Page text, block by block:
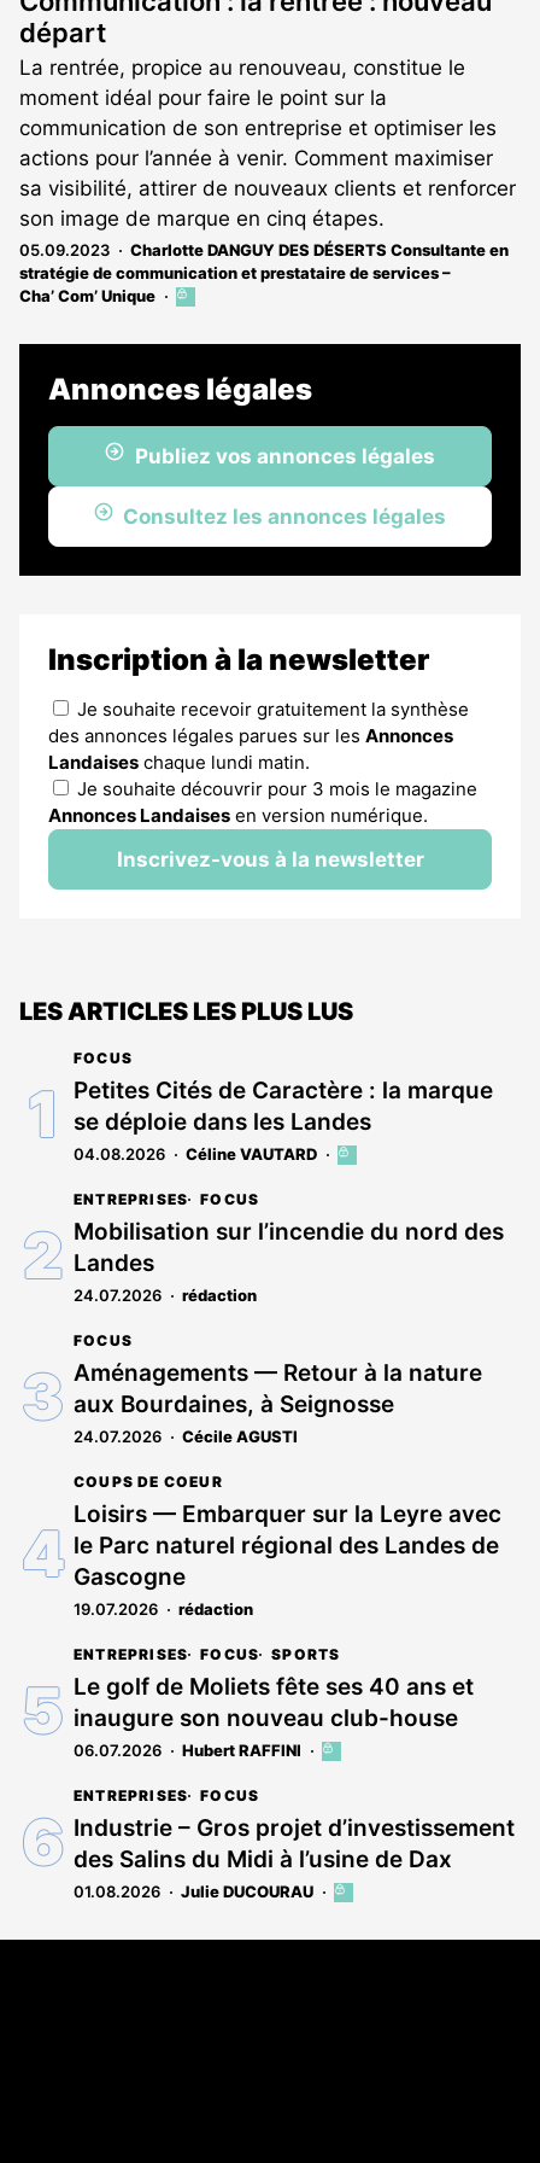
départ
La rentrée, propice au renouveau, constitue le
moment idéal pour faire le point sur la
communication de son entreprise et optimiser les
actions pour l’année à venir. Comment maximiser
sa visibilité, attirer de nouveaux clients et renforcer
son image de marque en cinq étapes.
05.09.2023
Charlotte DANGUY DES DÉSERTS Consultante en
stratégie de communication et prestataire de services –
Cha’ Com’ Unique
Cet
est
aux
abonnés
Annonces légales
Publiez vos annonces légales
Consultez les annonces légales
Inscription à la newsletter
Je souhaite recevoir gratuitement la synthèse
des annonces légales parues sur les Annonces
Landaises chaque lundi matin.
Je souhaite découvrir pour 3 mois le magazine
Annonces Landaises en version numérique.
Inscrivez-vous à la newsletter
LES ARTICLES LES PLUS LUS
FOCUS
Petites Cités de Caractère : la marque
se déploie dans les Landes
04.08.2026 Céline VAUTARD
Cet
réservé
aux
ENTREPRISES FOCUS
Mobilisation sur l’incendie du nord des
Landes
24.07.2026 rédaction
FOCUS
Aménagements — Retour à la nature
aux Bourdaines, à Seignosse
24.07.2026 Cécile AGUSTI
COUPS DE COEUR
Loisirs — Embarquer sur la Leyre avec
le Parc naturel régional des Landes de
Gascogne
19.07.2026 rédaction
ENTREPRISES FOCUS SPORTS
Le golf de Moliets fête ses 40 ans et
inaugure son nouveau club-house
06.07.2026 Hubert RAFFINI
Cet
réservé
aux
abonnés
ENTREPRISES FOCUS
Industrie – Gros projet d’investissement
des Salins du Midi à l’usine de Dax
01.08.2026 Julie DUCOURAU
Cet
est